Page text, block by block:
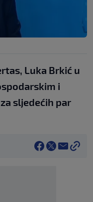
Luka Brkić u
i
sljedećih par